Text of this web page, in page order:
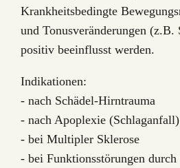
Krankheitsbedingte
und Tonusveränderungen (z.B.
positiv beeinflusst werden.
Indikationen:
- nach Schädel-Hirntrauma
- nach Apoplexie (Schlaganfall)
- bei Multipler Sklerose
- bei Funktionsstörungen